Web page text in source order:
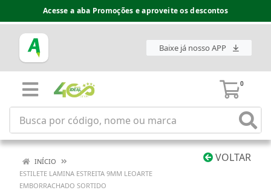
Acesse a aba Promoções e aproveite os descontos
Baixe já nosso APP
0
VOLTAR
INÍCIO
ESTILETE LAMINA ESTREITA 9MM LEOARTE
EMBORRACHADO SORTIDO